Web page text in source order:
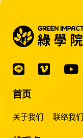
首页
关于我们 联络我们